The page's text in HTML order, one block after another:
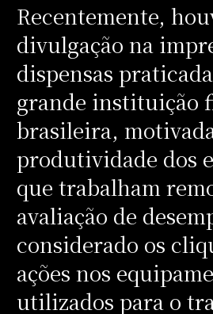
Recentemente,
divulgação na
dispensas
grande instituição
brasileira,
produtividade dos
que trabalham
avaliação de
considerado os
ações nos
utilizados para o